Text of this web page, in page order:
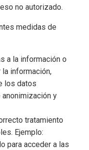
no autorizado.
medidas de
a la información o
información,
los datos
y
tratamiento
Ejemplo:
para acceder a las